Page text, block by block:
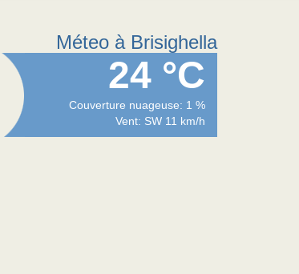
Méteo à Brisighella
24 °C
Couverture nuageuse: 1 %
Vent: SW 11 km/h